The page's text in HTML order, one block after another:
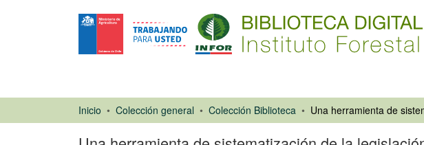
Inicio Colección general Colección Biblioteca